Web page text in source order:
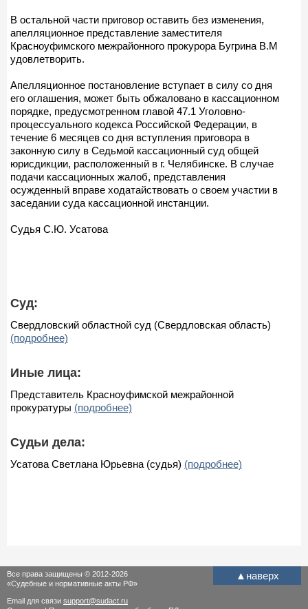
В остальной части приговор оставить без изменения,
апелляционное представление заместителя
Красноуфимского межрайонного прокурора Бугрина В.М
удовлетворить.
Апелляционное постановление вступает в силу со дня
его оглашения, может быть обжаловано в кассационном
порядке, предусмотренном главой 47.1 Уголовно-
процессуального кодекса Российской Федерации, в
течение 6 месяцев со дня вступления приговора в
законную силу в Седьмой кассационный суд общей
юрисдикции, расположенный в г. Челябинске. В случае
подачи кассационных жалоб, представления
осужденный вправе ходатайствовать о своем участии в
заседании суда кассационной инстанции.
Судья С.Ю. Усатова
Суд:
Свердловский областной суд (Свердловская область)
(подробнее)
Иные лица:
Представитель Красноуфимской межрайонной
прокуратуры (подробнее)
Судьи дела:
Усатова Светлана Юрьевна (судья) (подробнее)
▲ наверх
Все права защищены © 2012-2026
«Судебные и нормативные акты РФ»
Email для связи support@sudact.ru